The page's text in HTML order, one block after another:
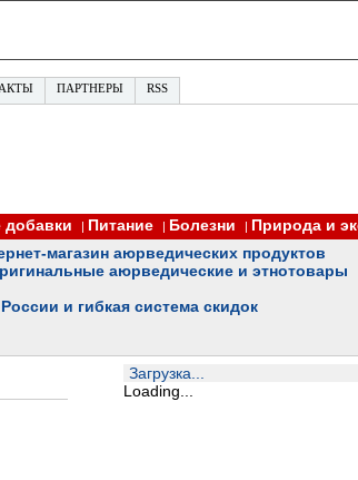
ПАРТНЕРЫ RSS
| Питание | Болезни | Природа и
магазин аюрведических продуктов
аюрведические и этнотовары
и гибкая система скидок
Загрузка...
Loading...